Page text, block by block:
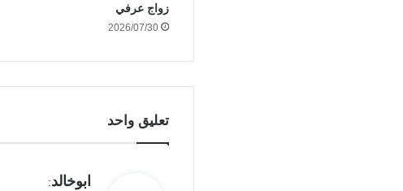
زواج عرفي
2026/07/30
تعليق واحد
يابوخالد: